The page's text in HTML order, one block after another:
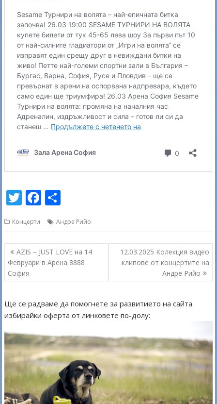
T
itt
er
F
e
b
o
ar
e
Концерти Андре Рийо
Навигация
AZIS – JUST LOVE на 14
Февруари в Арена 8888
София
12.03.2025 Колекция видео
клипове от концертите на
Андре Рийо
Ще се радваме да помогнете за развитието на сайта
избирайки оферта от линковете по-долу: